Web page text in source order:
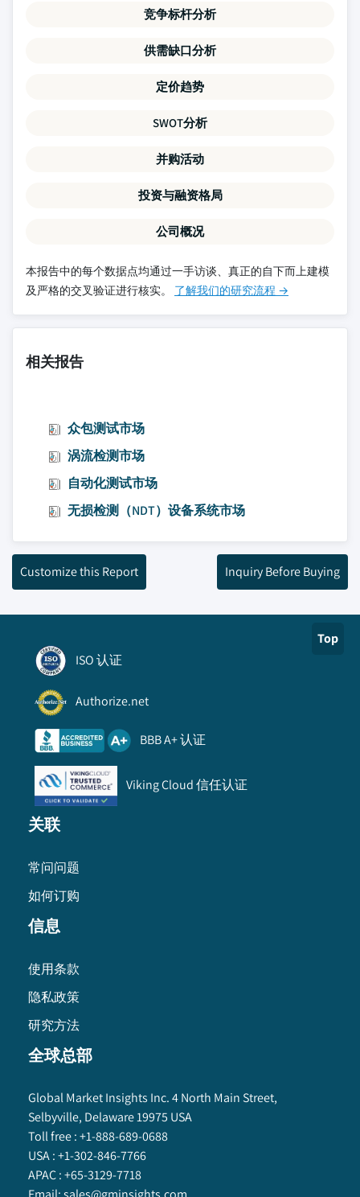
竞争标杆分析
供需缺口分析
定价趋势
SWOT分析
并购活动
投资与融资格局
公司概况
本报告中的每个数据点均通过一手访谈、真正的自下而上建模
及严格的交叉验证进行核实。 了解我们的研究流程 →
相关报告
众包测试市场
涡流检测市场
自动化测试市场
无损检测（NDT）设备系统市场
Customize this Report Inquiry Before Buying
Top
ISO 认证
Authorize.net
BBB A+ 认证
Viking Cloud 信任认证
关联
常问问题
如何订购
信息
使用条款
隐私政策
研究方法
全球总部
Global Market Insights Inc. 4 North Main Street,
Selbyville, Delaware 19975 USA
Toll free :+1-888-689-0688
USA :+1-302-846-7766
APAC :+65-3129-7718